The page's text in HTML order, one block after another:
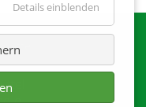
0
Details einblenden